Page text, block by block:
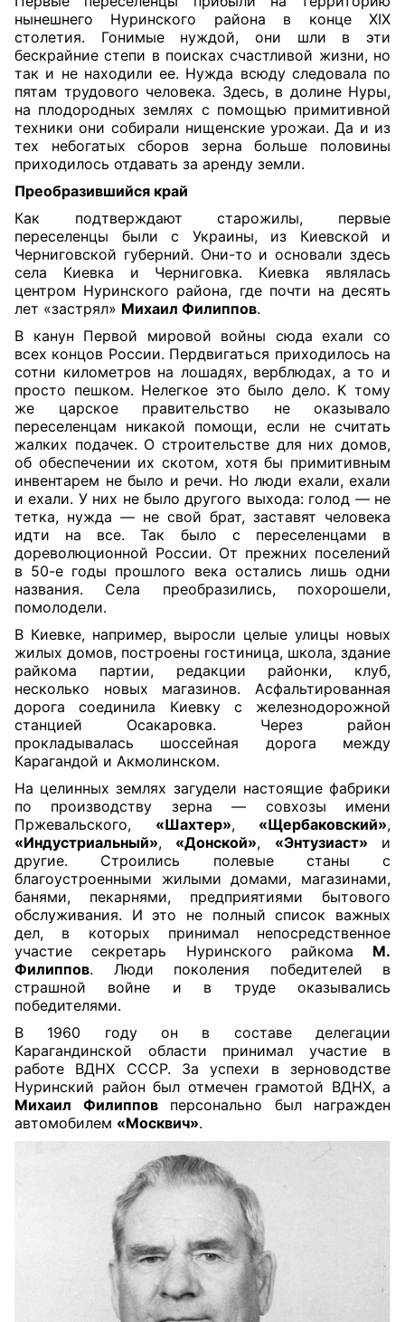
нынешнего Нуринского района в конце XIX
столетия. Гонимые нуждой, они шли в эти
бескрайние степи в поисках счастливой жизни, но
так и не находили ее. Нужда всюду следовала по
пятам трудового человека. Здесь, в долине Нуры,
на плодородных землях с помощью примитивной
техники они собирали нищенские урожаи. Да и из
тех небогатых сборов зерна больше половины
приходилось отдавать за аренду земли.
Преобразившийся край
Как подтверждают старожилы, первые
переселенцы были с Украины, из Киевской и
Черниговской губерний. Они-то и основали здесь
села Киевка и Черниговка. Киевка являлась
центром Нуринского района, где почти на десять
лет «застрял» Михаил Филиппов.
В канун Первой мировой войны сюда ехали со
всех концов России. Пердвигаться приходилось на
сотни километров на лошадях, верблюдах, а то и
просто пешком. Нелегкое это было дело. К тому
же царское правительство не оказывало
переселенцам никакой помощи, если не считать
жалких подачек. О строительстве для них домов,
об обеспечении их скотом, хотя бы примитивным
инвентарем не было и речи. Но люди ехали, ехали
и ехали. У них не было другого выхода: голод — не
тетка, нужда — не свой брат, заставят человека
идти на все. Так было с переселенцами в
дореволюционной России. От прежних поселений
в 50-е годы прошлого века остались лишь одни
названия. Села преобразились, похорошели,
помолодели.
В Киевке, например, выросли целые улицы новых
жилых домов, построены гостиница, школа, здание
райкома партии, редакции районки, клуб,
несколько новых магазинов. Асфальтированная
дорога соединила Киевку с железнодорожной
станцией Осакаровка. Через район
прокладывалась шоссейная дорога между
Карагандой и Акмолинском.
На целинных землях загудели настоящие фабрики
по производству зерна — совхозы имени
Пржевальского, «Шахтер», «Щербаковский»,
«Индустриальный», «Донской», «Энтузиаст» и
другие. Строились полевые станы с
благоустроенными жилыми домами, магазинами,
банями, пекарнями, предприятиями бытового
обслуживания. И это не полный список важных
дел, в которых принимал непосредственное
участие секретарь Нуринского райкома М.
Филиппов. Люди поколения победителей в
страшной войне и в труде оказывались
победителями.
В 1960 году он в составе делегации
Карагандинской области принимал участие в
работе ВДНХ СССР. За успехи в зерноводстве
Нуринский район был отмечен грамотой ВДНХ, а
Михаил Филипповперсонально был награжден
автомобилем «Москвич».